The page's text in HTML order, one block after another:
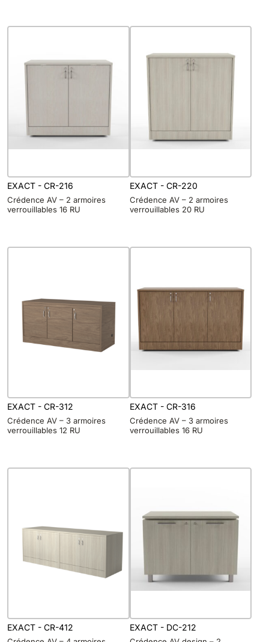
EXACT - CR-216
Crédence AV – 2 armoires
verrouillables 16 RU
EXACT - CR-220
Crédence AV – 2 armoires
verrouillables 20 RU
EXACT - CR-312
Crédence AV – 3 armoires
verrouillables 12 RU
EXACT - CR-316
Crédence AV – 3 armoires
verrouillables 16 RU
EXACT - CR-412 EXACT - DC-212